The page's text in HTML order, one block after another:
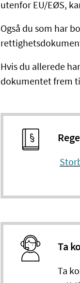
utenfor EU/EØS,
Også du som har
Hvis du allerede
dokumentet frem
Ta
Ta